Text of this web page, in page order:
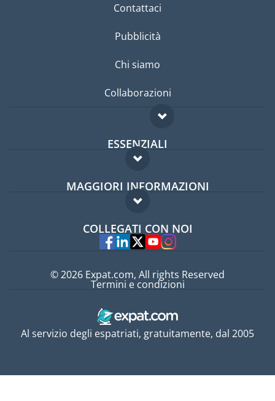
Contattaci
Pubblicità
Chi siamo
Collaborazioni
ESSENZIALI
Forum per expat
Guida per expat
MAGGIORI INFORMAZIONI
Domande frequenti
Esperti
COLLEGATI CON NOI
Al servizio degli espatriati, gratuitamente, dal 2005
© 2026 Expat.com, All rights Reserved
Termini e condizioni